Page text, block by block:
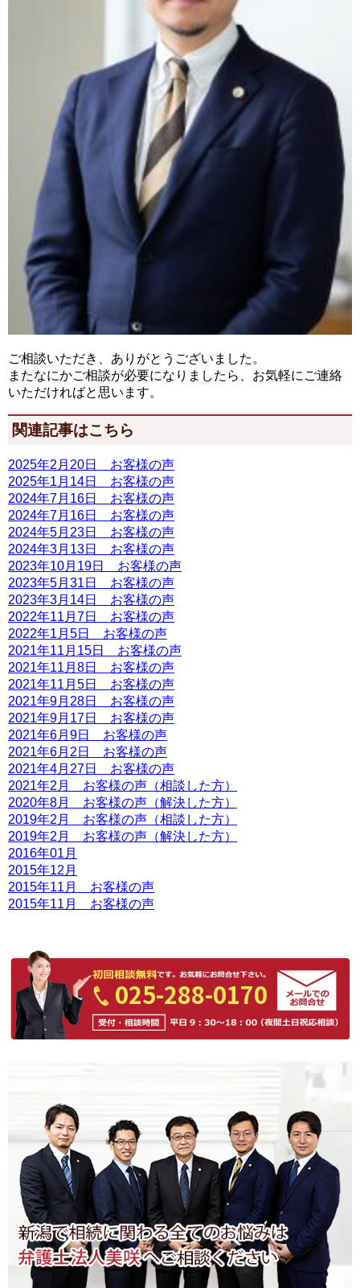
ご相談いただき、ありがとうございました。
またなにかご相談が必要になりましたら、お気軽にご連絡
いただければと思います。
関連記事はこちら
2025年2月20日 お客様の声
2025年1月14日 お客様の声
2024年7月16日 お客様の声
2024年7月16日 お客様の声
2024年5月23日 お客様の声
2024年3月13日 お客様の声
2023年10月19日 お客様の声
2023年5月31日 お客様の声
2023年3月14日 お客様の声
2022年11月7日 お客様の声
2022年1月5日 お客様の声
2021年11月15日 お客様の声
2021年11月8日 お客様の声
2021年11月5日 お客様の声
2021年9月28日 お客様の声
2021年9月17日 お客様の声
2021年6月9日 お客様の声
2021年6月2日 お客様の声
2021年4月27日 お客様の声
2021年2月 お客様の声（相談した方）
2020年8月 お客様の声（解決した方）
2019年2月 お客様の声（相談した方）
2019年2月 お客様の声（解決した方）
2016年01月
2015年12月
2015年11月 お客様の声
2015年11月 お客様の声
025-288-0170